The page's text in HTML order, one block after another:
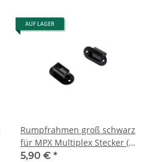
AUF LAGER
Rumpfrahmen groß schwarz
für MPX Multiplex Stecker (2
Stück)
5,90 € *